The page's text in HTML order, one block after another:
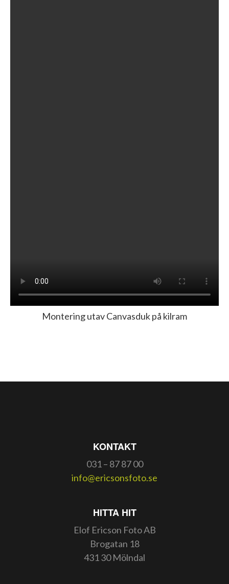
Montering utav Canvasduk på kilram
KONTAKT
031 – 87 87 00
info@ericsonsfoto.se
HITTA HIT
Elof Ericson Foto AB
Brogatan 18
431 30 Mölndal